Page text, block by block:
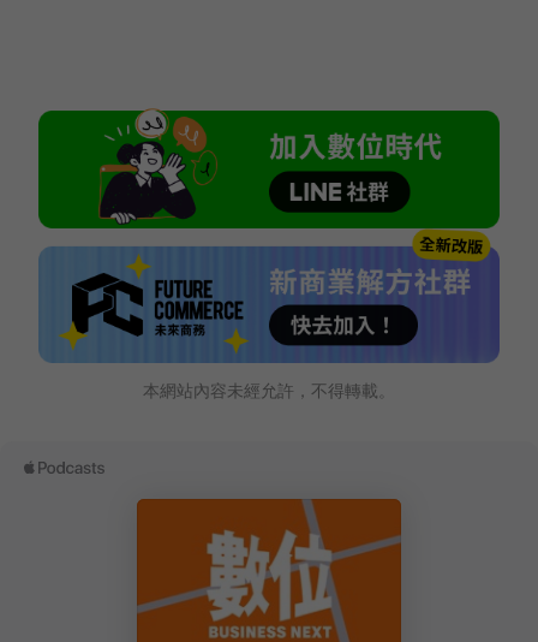
本網站內容未經允許，不得轉載。